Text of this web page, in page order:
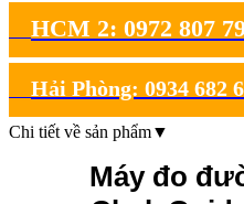
HCM 2: 0972 807
Hải Phòng: 0934 682
Chi tiết về sản phẩm▼
Máy đo